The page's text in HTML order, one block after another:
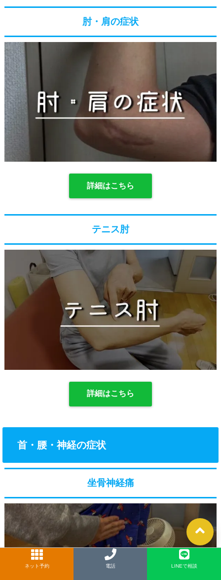
LINE
肘・肩の症状
詳細はこちら
テニス肘
詳細はこちら
首・腰・神経の症状
坐骨神経痛
ネット予約 電話 LINEで相談